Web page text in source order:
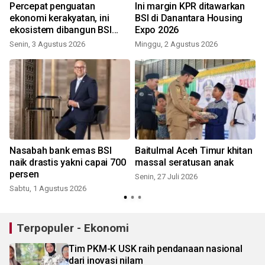
Percepat penguatan
ekonomi kerakyatan, ini
ekosistem dibangun BSI
bersama Danantara
Senin, 3 Agustus 2026
Ini margin KPR ditawarkan
BSI di Danantara Housing
Expo 2026
Minggu, 2 Agustus 2026
Nasabah bank emas BSI
naik drastis yakni capai 700
persen
Sabtu, 1 Agustus 2026
Baitulmal Aceh Timur khitan
massal seratusan anak
Senin, 27 Juli 2026
Terpopuler - Ekonomi
Tim PKM-K USK raih pendanaan nasional
dari inovasi nilam